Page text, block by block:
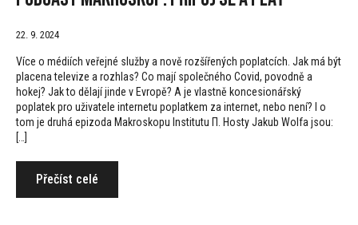
22. 9. 2024
Více o médiích veřejné služby a nově rozšířených poplatcích. Jak má být
placena televize a rozhlas? Co mají společného Covid, povodně a
hokej? Jak to dělají jinde v Evropě? A je vlastně koncesionářský
poplatek pro uživatele internetu poplatkem za internet, nebo není? I o
tom je druhá epizoda Makroskopu Institutu Π. Hosty Jakub Wolfa jsou:
[…]
Přečíst celé